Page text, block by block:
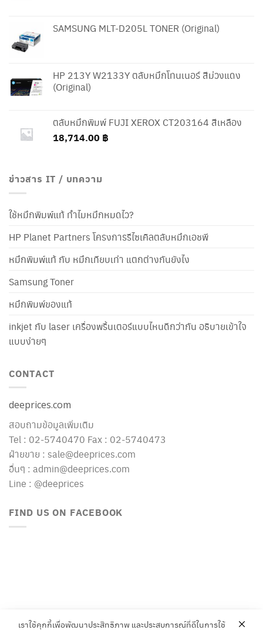
SAMSUNG MLT-D205L TONER (Original)
HP 213Y W2133Y ตลับหมึกโทนเนอร์ สีม่วงแดง
(Original)
ตลับหมึกพิมพ์ FUJI XEROX CT203164 สีเหลือง
18,714.00 ฿
ข่าวสาร IT / บทความ
ใช้หมึกพิมพ์แท้ ทำไมหมึกหมดไว?
HP Planet Partners โครงการรีไซเคิลตลับหมึกเอชพี
หมึกพิมพ์แท้ กับ หมึกเทียบเท่า แตกต่างกันยังไง
Samsung Toner
หมึกพิมพ์ของแท้
inkjet กับ laser เครื่องพริ้นเตอร์แบบไหนดีกว่ากัน อธิบายเข้าใจ
แบบง่ายๆ
CONTACT
deeprices.com
สอบถามข้อมูลเพิ่มเติม
Tel : 02-5740470 Fax : 02-5740473
ฝ่ายขาย : sale@deeprices.com
อื่นๆ : admin@deeprices.com
Line : @deeprices
FIND US ON FACEBOOK
เราใช้คุกกี้เพื่อพัฒนาประสิทธิภาพ และประสบการณ์ที่ดีในการใช้